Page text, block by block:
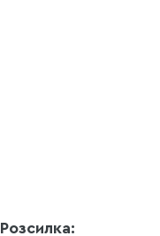
Розсилка: